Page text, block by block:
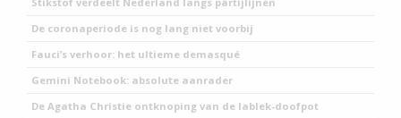
De coronaperiode is nog lang niet voorbij
Fauci’s verhoor: het ultieme demasqué
Gemini Notebook: absolute aanrader
De Agatha Christie ontknoping van de lablek-doofpot